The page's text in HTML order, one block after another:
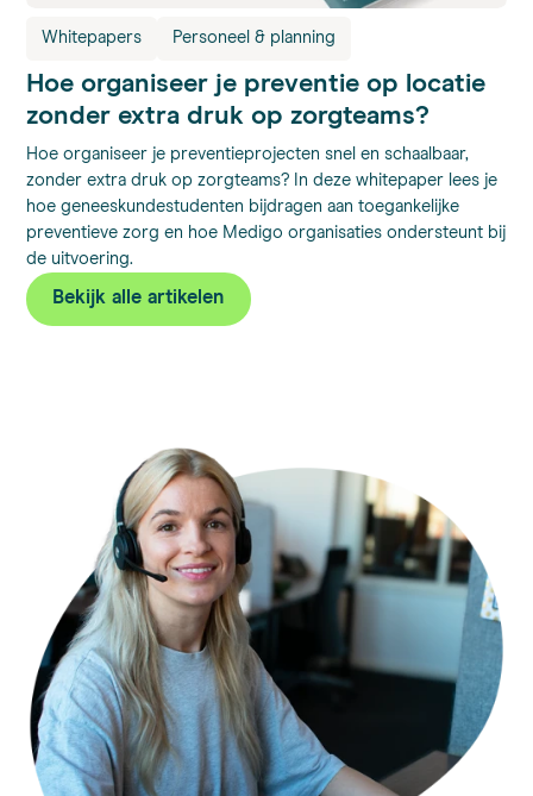
Whitepapers Personeel & planning
Hoe organiseer je preventie op locatie
zonder extra druk op zorgteams?
Hoe organiseer je preventieprojecten snel en schaalbaar,
zonder extra druk op zorgteams? In deze whitepaper lees je
hoe geneeskundestudenten bijdragen aan toegankelijke
preventieve zorg en hoe Medigo organisaties ondersteunt bij
de uitvoering.
Bekijk alle artikelen